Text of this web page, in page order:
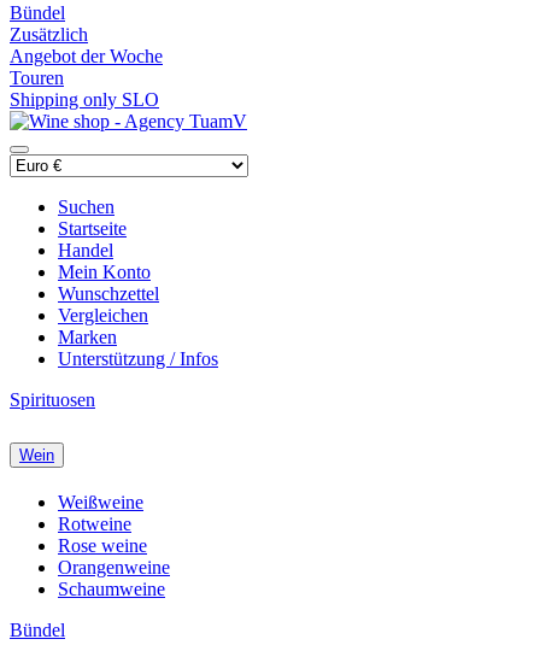
Bündel
Zusätzlich
Angebot der Woche
Touren
Shipping only SLO
Suchen
Startseite
Handel
Mein Konto
Wunschzettel
Vergleichen
Marken
Unterstützung / Infos
Spirituosen
Wein
Weißweine
Rotweine
Rose weine
Orangenweine
Schaumweine
Bündel